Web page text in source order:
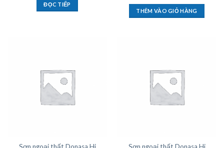
ĐỌC TIẾP
THÊM VÀO GIỎ HÀNG